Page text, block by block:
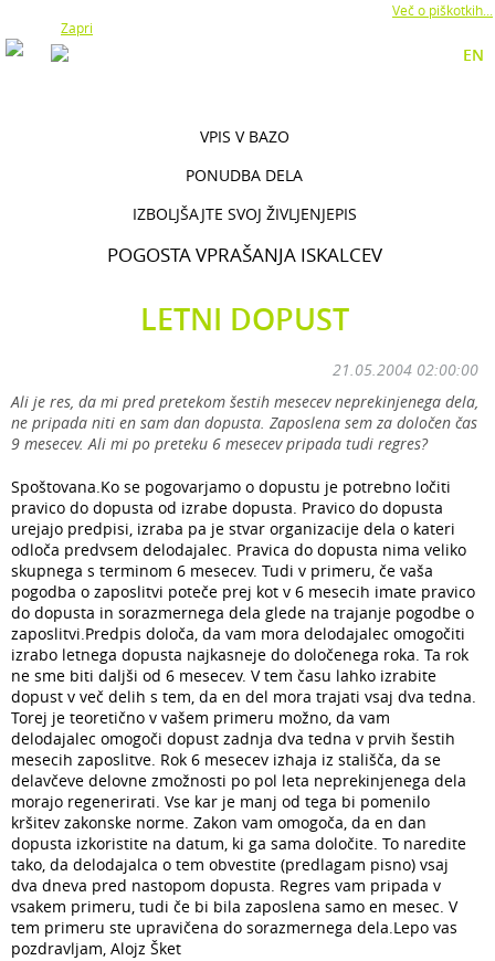
Več o piškotkih...
Zapri
EN
VPIS V BAZO
PONUDBA DELA
IZBOLJŠAJTE SVOJ ŽIVLJENJEPIS
POGOSTA VPRAŠANJA ISKALCEV
LETNI DOPUST
21.05.2004 02:00:00
Ali je res, da mi pred pretekom šestih mesecev neprekinjenega dela,
ne pripada niti en sam dan dopusta. Zaposlena sem za določen čas
9 mesecev. Ali mi po preteku 6 mesecev pripada tudi regres?
Spoštovana.Ko se pogovarjamo o dopustu je potrebno ločiti
pravico do dopusta od izrabe dopusta. Pravico do dopusta
urejajo predpisi, izraba pa je stvar organizacije dela o kateri
odloča predvsem delodajalec. Pravica do dopusta nima veliko
skupnega s terminom 6 mesecev. Tudi v primeru, če vaša
pogodba o zaposlitvi poteče prej kot v 6 mesecih imate pravico
do dopusta in sorazmernega dela glede na trajanje pogodbe o
zaposlitvi.Predpis določa, da vam mora delodajalec omogočiti
izrabo letnega dopusta najkasneje do določenega roka. Ta rok
ne sme biti daljši od 6 mesecev. V tem času lahko izrabite
dopust v več delih s tem, da en del mora trajati vsaj dva tedna.
Torej je teoretično v vašem primeru možno, da vam
delodajalec omogoči dopust zadnja dva tedna v prvih šestih
mesecih zaposlitve. Rok 6 mesecev izhaja iz stališča, da se
delavčeve delovne zmožnosti po pol leta neprekinjenega dela
morajo regenerirati. Vse kar je manj od tega bi pomenilo
kršitev zakonske norme. Zakon vam omogoča, da en dan
dopusta izkoristite na datum, ki ga sama določite. To naredite
tako, da delodajalca o tem obvestite (predlagam pisno) vsaj
dva dneva pred nastopom dopusta. Regres vam pripada v
vsakem primeru, tudi če bi bila zaposlena samo en mesec. V
tem primeru ste upravičena do sorazmernega dela.Lepo vas
pozdravljam, Alojz Šket